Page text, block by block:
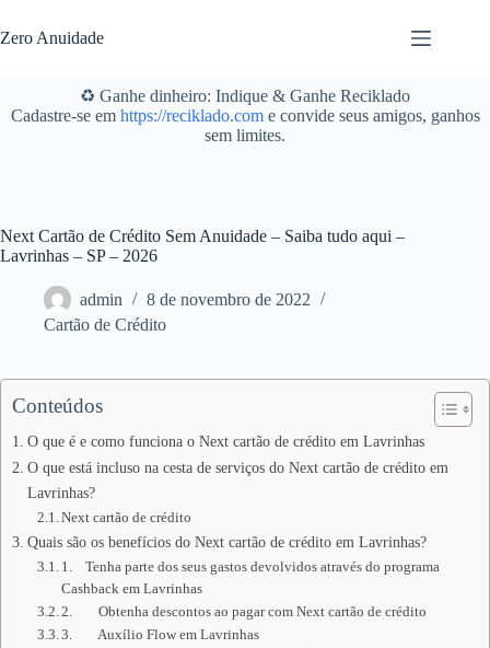
para
o
Zero Anuidade
♻️ Ganhe dinheiro: Indique & Ganhe Reciklado
Cadastre-se em https://reciklado.come convide seus amigos, ganhos
sem limites.
Next Cartão de Crédito Sem Anuidade – Saiba tudo aqui –
Lavrinhas – SP – 2026
admin
8 de novembro de 2022
Cartão de Crédito
Conteúdos
O que é e como funciona o Next cartão de crédito em Lavrinhas
O que está incluso na cesta de serviços do Next cartão de crédito em
Lavrinhas?
Next cartão de crédito
Quais são os benefícios do Next cartão de crédito em Lavrinhas?
1. Tenha parte dos seus gastos devolvidos através do programa
Cashback em Lavrinhas
2. Obtenha descontos ao pagar com Next cartão de crédito
3. Auxílio Flow em Lavrinhas